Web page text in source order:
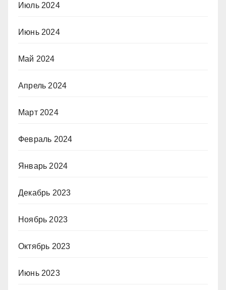
Июль 2024
Июнь 2024
Май 2024
Апрель 2024
Март 2024
Февраль 2024
Январь 2024
Декабрь 2023
Ноябрь 2023
Октябрь 2023
Июнь 2023